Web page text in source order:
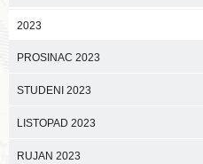
2023
PROSINAC 2023
STUDENI 2023
LISTOPAD 2023
RUJAN 2023